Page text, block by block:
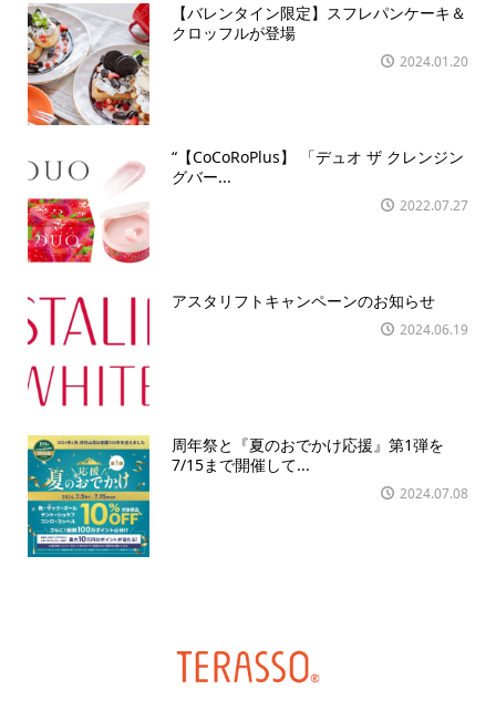
【バレンタイン限定】スフレパンケーキ＆
クロッフルが登場
2024.01.20
“【CoCoRoPlus】 「デュオ ザ クレンジン
グバー...
2022.07.27
アスタリフトキャンペーンのお知らせ
2024.06.19
周年祭と『夏のおでかけ応援』第1弾を
7/15まで開催して...
2024.07.08